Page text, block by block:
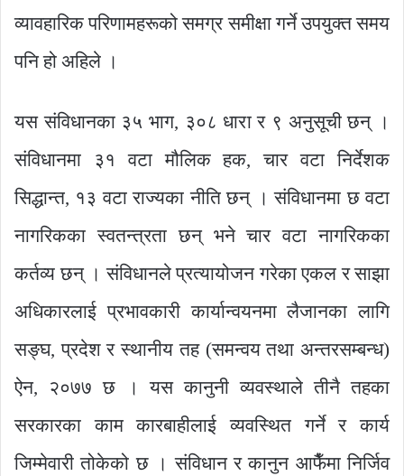
व्यावहारिक परिणामहरूको समग्र समीक्षा गर्ने उपयुक्त समय
पनि हो अहिले ।
यस संविधानका ३५ भाग, ३०८ धारा र ९ अनुसूची छन् ।
संविधानमा ३१ वटा मौलिक हक, चार वटा निर्देशक
सिद्धान्त, १३ वटा राज्यका नीति छन् । संविधानमा छ वटा
नागरिकका स्वतन्त्रता छन् भने चार वटा नागरिकका
कर्तव्य छन् । संविधानले प्रत्यायोजन गरेका एकल र साझा
अधिकारलाई प्रभावकारी कार्यान्वयनमा लैजानका लागि
सङ्घ, प्रदेश र स्थानीय तह (समन्वय तथा अन्तरसम्बन्ध)
ऐन, २०७७ छ । यस कानुनी व्यवस्थाले तीनै तहका
सरकारका काम कारबाहीलाई व्यवस्थित गर्ने र कार्य
जिम्मेवारी तोकेको छ । संविधान र कानुन आफैँमा निर्जिव